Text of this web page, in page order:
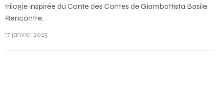
trilogie inspirée du Conte des Contes de Giambattista Basile.
Rencontre.
17 janvier 2025